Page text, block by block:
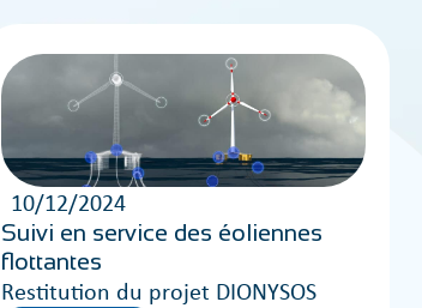
10/12/2024
Suivi en service des éoliennes
flottantes
Restitution du projet DIONYSOS